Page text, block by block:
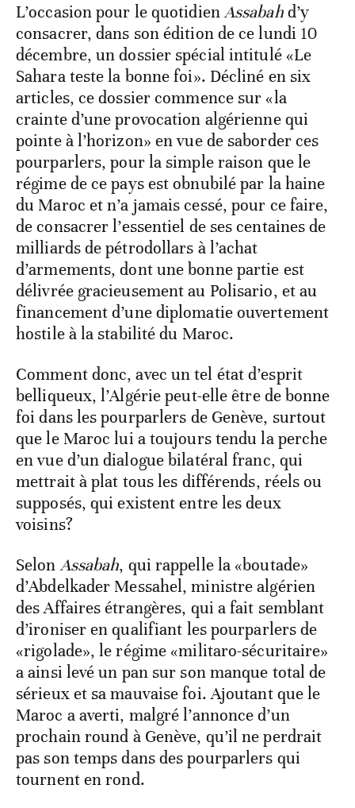
L’occasion pour le quotidienAssabahd’y
consacrer, dans son édition de ce lundi 10
décembre, un dossier spécial intitulé «Le
Sahara teste la bonne foi». Décliné en six
articles, ce dossier commence sur «la
crainte d’une provocation algérienne qui
pointe à l’horizon» en vue de saborder ces
pourparlers, pour la simple raison que le
régime de ce pays est obnubilé par la haine
du Maroc et n’a jamais cessé, pour ce faire,
de consacrer l’essentiel de ses centaines de
milliards de pétrodollars à l’achat
d’armements, dont une bonne partie est
délivrée gracieusement au Polisario, et au
financement d’une diplomatie ouvertement
hostile à la stabilité du Maroc.
Comment donc, avec un tel état d’esprit
belliqueux, l’Algérie peut-elle être de bonne
foi dans les pourparlers de Genève, surtout
que le Maroc lui a toujours tendu la perche
en vue d’un dialogue bilatéral franc, qui
mettrait à plat tous les différends, réels ou
supposés, qui existent entre les deux
voisins?
SelonAssabah, qui rappelle la «boutade»
d’Abdelkader Messahel, ministre algérien
des Affaires étrangères, qui a fait semblant
d’ironiser en qualifiant les pourparlers de
«rigolade», le régime «militaro-sécuritaire»
a ainsi levé un pan sur son manque total de
sérieux et sa mauvaise foi. Ajoutant que le
Maroc a averti, malgré l’annonce d’un
prochain round à Genève, qu’il ne perdrait
pas son temps dans des pourparlers qui
tournent en rond.